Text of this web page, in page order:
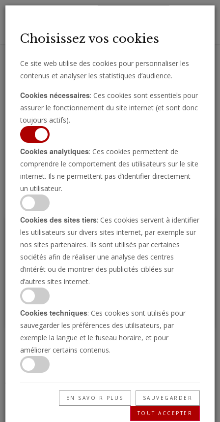
importantes directement par e-mail.
Regarder l’émission
P
L'oeil International 10
janvier 2025
10/01/2025 • 3 Minutes
La Trompette : les nouvelles de demain,
Choisissez vos cookies
Ce site web utilise des cookies pour personnaliser les
contenus et analyser les statistiques d’audience.
Cookies nécessaires: Ces cookies sont essentiels pour
assurer le fonctionnement du site internet (et sont donc
toujours actifs).
Cookies analytiques: Ces cookies permettent de
comprendre le comportement des utilisateurs sur le site
internet. Ils ne permettent pas d’identifier directement
un utilisateur.
Cookies des sites tiers: Ces cookies servent à identifier
les utilisateurs sur divers sites internet, par exemple sur
nos sites partenaires. Ils sont utilisés par certaines
sociétés afin de réaliser une analyse des centres
d’intérêt ou de montrer des publicités ciblées sur
d’autres sites internet.
Cookies techniques: Ces cookies sont utilisés pour
sauvegarder les préférences des utilisateurs, par
exemple la langue et le fuseau horaire, et pour
améliorer certains contenus.
EN SAVOIR PLUS SAUVEGARDER
TOUT ACCEPTER